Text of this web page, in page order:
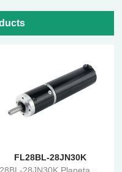
FL28BL-28JN30K